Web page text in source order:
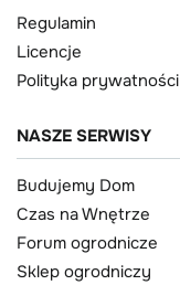
Regulamin
Licencje
Polityka prywatności
NASZE SERWISY
Budujemy Dom
Czas na Wnętrze
Forum ogrodnicze
Sklep ogrodniczy